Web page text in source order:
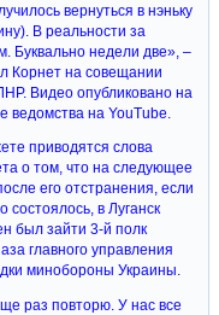
вернуться в нэньку
В реальности за
Буквально недели две», –
Корнет на совещании
Видео опубликовано на
ведомства на YouTube.
приводятся слова
о том, что на следующее
его отстранения, если
состоялось, в Луганск
был зайти 3-й полк
главного управления
минобороны Украины.
раз повторю. У нас все